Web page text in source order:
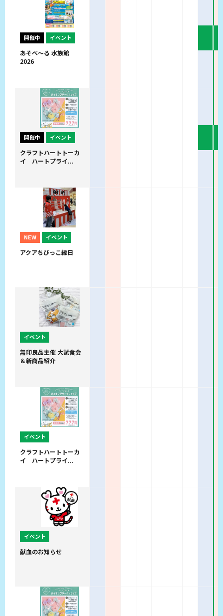
開催中 イベント
あそべ～る 水族館
2026
開催中 イベント
クラフトハートトーカ
イ ハートプライ...
NEW イベント
アクアちびっこ縁日
イベント
無印良品主催 大試食会
＆新商品紹介
イベント
クラフトハートトーカ
イ ハートプライ...
イベント
献血のお知らせ